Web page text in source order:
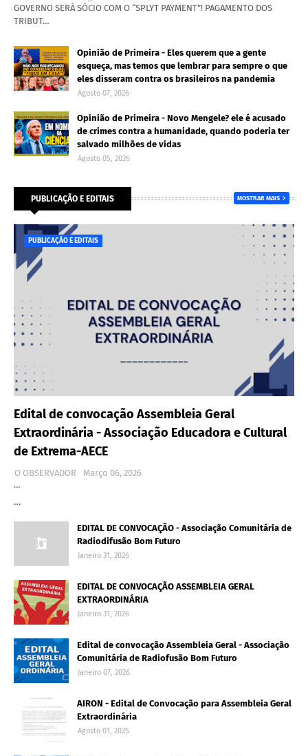
GOVERNO SERÁ SÓCIO COM O “SPLYT PAYMENT”! PAGAMENTO DOS
TRIBUT…
Opinião de Primeira - Eles querem que a gente
esqueça, mas temos que lembrar para sempre o que
eles disseram contra os brasileiros na pandemia
Agosto 07, 2026
Opinião de Primeira - Novo Mengele? ele é acusado
de crimes contra a humanidade, quando poderia ter
salvado milhões de vidas
Agosto 05, 2026
PUBLICAÇÃO E EDITAIS MOSTRAR MAIS
PUBLICAÇÃO E EDITAIS
Edital de convocação Assembleia Geral
Extraordinária - Associação Educadora e Cultural
de Extrema-AECE
O OBSERVADOR
Março 06, 2026
…
…
EDITAL DE CONVOCAÇÃO - Associação Comunitária de
Radiodifusão Bom Futuro
Janeiro 31, 2026
EDITAL DE CONVOCAÇÃO ASSEMBLEIA GERAL
EXTRAORDINÁRIA
Janeiro 31, 2026
Edital de convocação Assembleia Geral - Associação
Comunitária de Radiofusão Bom Futuro
Janeiro 07, 2026
AIRON - Edital de Convocação para Assembleia Geral
Extraordinária
Agosto 01, 2025